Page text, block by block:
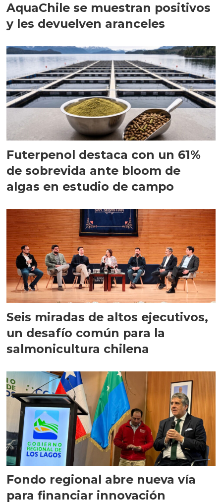
AquaChile se muestran positivos
y les devuelven aranceles
Futerpenol destaca con un 61%
de sobrevida ante bloom de
algas en estudio de campo
Seis miradas de altos ejecutivos,
un desafío común para la
salmonicultura chilena
Fondo regional abre nueva vía
para financiar innovación